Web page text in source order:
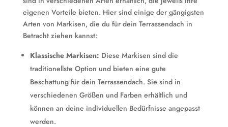
eigenen Vorteile bieten. Hier sind einige der gängigsten
Arten von Markisen, die du für dein Terrassendach in
Betracht ziehen kannst:
Klassische Markisen: Diese Markisen sind die
traditionellste Option und bieten eine gute
Beschattung für dein Terrassendach. Sie sind in
verschiedenen Größen und Farben erhältlich und
können an deine individuellen Bedürfnisse angepasst
werden.